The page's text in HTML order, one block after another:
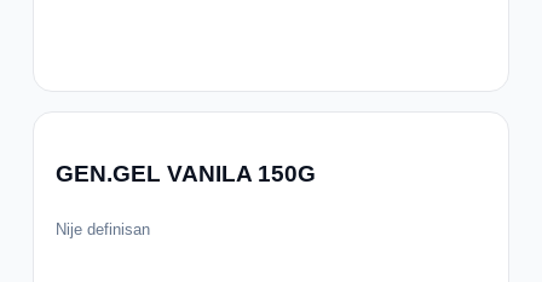
GEN.GEL VANILA 150G
Nije definisan